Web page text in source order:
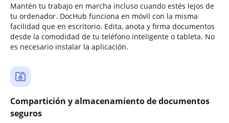
Mantén tu trabajo en marcha incluso cuando estés lejos de
tu ordenador. DocHub funciona en móvil con la misma
facilidad que en escritorio. Edita, anota y firma documentos
desde la comodidad de tu teléfono inteligente o tableta. No
es necesario instalar la aplicación.
Compartición y almacenamiento de documentos
seguros